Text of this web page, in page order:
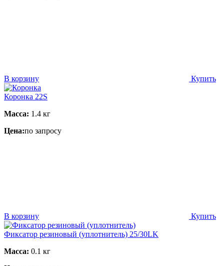
В корзину Купить
Коронка 22S
Масса: 1.4 кг
Цена:по запросу
В корзину Купить
Фиксатор резиновый (уплотнитель) 25/30LK
Масса: 0.1 кг